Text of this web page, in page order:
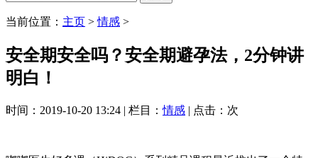
当前位置： 主页 >情感 >
安全期安全吗？安全期避孕法，2分钟讲
明白！
时间：2019-10-20 13:24 | 栏目：情感 | 点击： 次